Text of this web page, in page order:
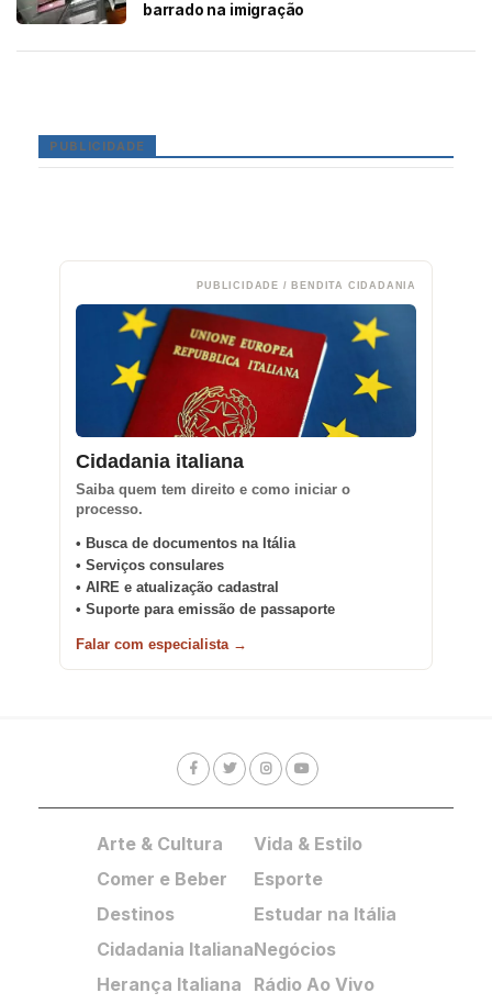
barrado na imigração
PUBLICIDADE
PUBLICIDADE / BENDITA CIDADANIA
Cidadania italiana
Saiba quem tem direito e como iniciar o
processo.
• Busca de documentos na Itália
• Serviços consulares
• AIRE e atualização cadastral
• Suporte para emissão de passaporte
Falar com especialista →
Arte & Cultura
Comer e Beber
Destinos
Cidadania Italiana
Herança Italiana
Vida & Estilo
Esporte
Estudar na Itália
Negócios
Rádio Ao Vivo